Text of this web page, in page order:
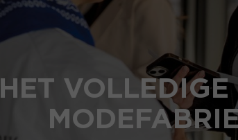
HET